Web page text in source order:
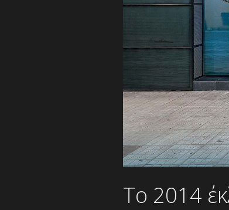
Το 2014